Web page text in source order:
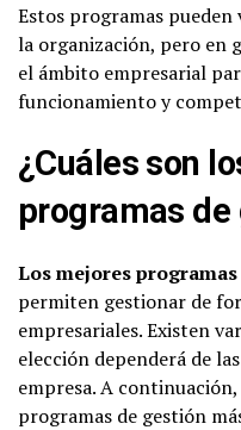
Estos programas
la organización, pero en
el ámbito empresarial
funcionamiento y
¿Cuáles son
programas de
Los mejores
permiten gestionar de
empresariales. Existen
elección dependerá de
empresa. A
programas de gestión